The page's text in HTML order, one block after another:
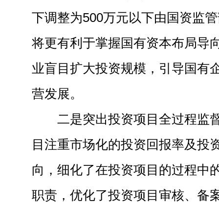
下调整为500万元以下由国资监
将更有利于掌握国有资本布局导
业盲目扩大投资规模，引导国有
营发展。
二是突出投资项目全过程监
目注重市场化的投资回报率及投
向，细化了在投资项目的过程中
职责，优化了投资项目审核、备